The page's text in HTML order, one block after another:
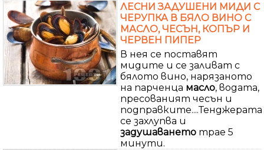
ЛЕСНИ ЗАДУШЕНИ МИДИ С
ЧЕРУПКА В БЯЛО ВИНО С
МАСЛО, ЧЕСЪН, КОПЪР И
ЧЕРВЕН ПИПЕР
В нея се поставят
мидите и се заливат с
бялото вино, нарязаното
на парченца масло, водата,
пресованият чесън и
подправките....Тенджерата
се захлупва и
задушаването трае 5
минути.